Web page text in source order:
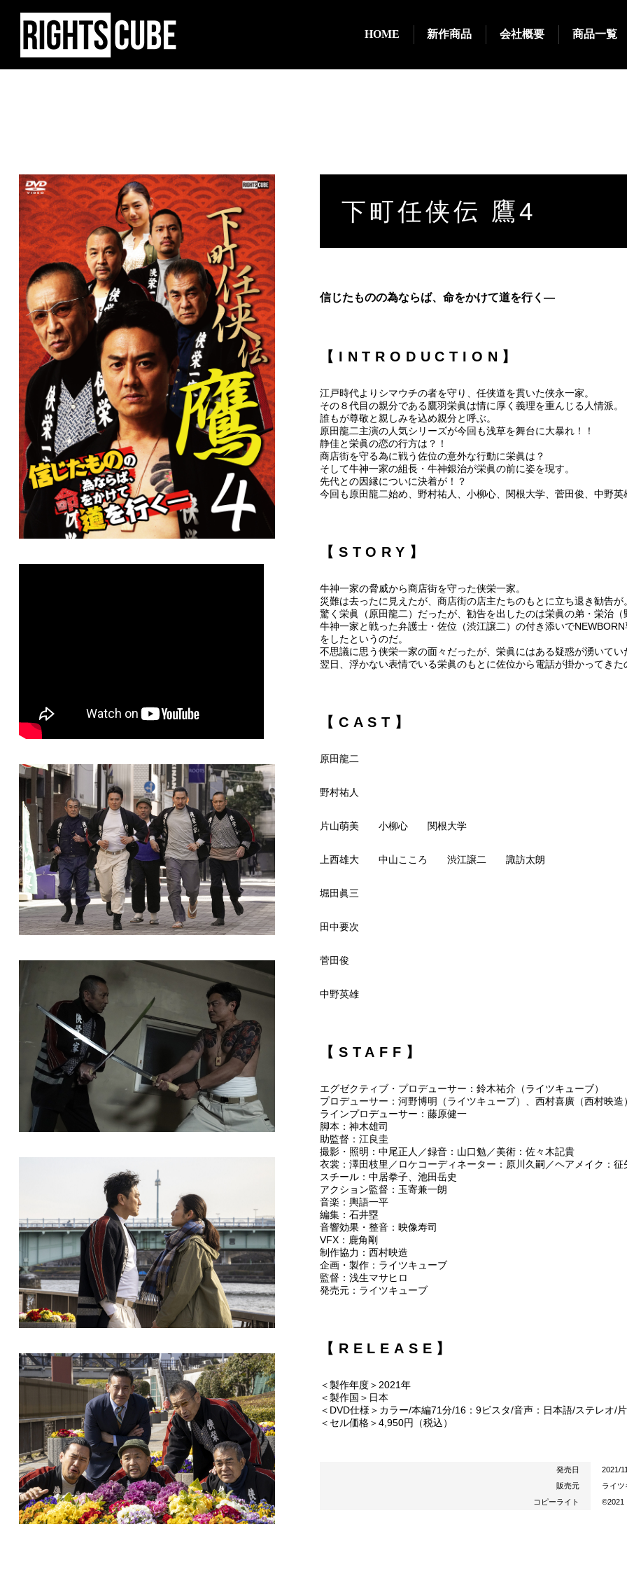
HOME 新作商品 会社概要 商品一覧
下町任侠伝 鷹4
信じたものの為ならば、命をかけて道を行く―
【INTRODUCTION】
江戸時代よりシマウチの者を守り、任侠道を貫いた侠永一家。
その８代目の親分である鷹羽栄眞は情に厚く義理を重んじる人情派。
誰もが尊敬と親しみを込め親分と呼ぶ。
原田龍二主演の人気シリーズが今回も浅草を舞台に大暴れ！！
静佳と栄眞の恋の行方は？！
商店街を守る為に戦う佐位の意外な行動に栄眞は？
そして牛神一家の組長・牛神銀治が栄眞の前に姿を現す。
先代との因縁についに決着が！？
今回も原田龍二始め、野村祐人、小柳心、関根大学、菅田俊、中野英
【STORY】
牛神一家の脅威から商店街を守った侠栄一家。
災難は去ったに見えたが、商店街の店主たちのもとに立ち退き勧告が
驚く栄眞（原田龍二）だったが、勧告を出したのは栄眞の弟・栄治（
牛神一家と戦った弁護士・佐位（渋江譲二）の付き添いで
をしたというのだ。
不思議に思う侠栄一家の面々だったが、栄眞にはある疑惑が湧いてい
翌日、浮かない表情でいる栄眞のもとに佐位から電話が掛かってきた
【CAST】
原田龍二
野村祐人
片山萌美 小柳心 関根大学
上西雄大 中山こころ 渋江譲二 諏訪太朗
堀田眞三
田中要次
菅田俊
中野英雄
【STAFF】
エグゼクティブ・プロデューサー：鈴木祐介（ライツキューブ）
プロデューサー：河野博明（ライツキューブ）、西村喜廣（西村映造
ラインプロデューサー：藤原健一
脚本：神木雄司
助監督：江良圭
撮影・照明：中尾正人／録音：山口勉／美術：佐々木記貴
衣裳：澤田枝里／ロケコーディネーター：原川久嗣／ヘアメイク：征
スチール：中居拳子、池田岳史
アクション監督：玉寄兼一朗
音楽：輿語一平
編集：石井塁
音響効果・整音：映像寿司
VFX：鹿角剛
制作協力：西村映造
企画・製作：ライツキューブ
監督：浅生マサヒロ
発売元：ライツキューブ
【RELEASE】
＜製作年度＞2021年
＜製作国＞日本
＜DVD仕様＞カラー/本編71分/16：9ビスタ/音声：日本語/ステレオ/
＜セル価格＞4,950円（税込）
発売日
2021/
販売元
ライツ
コピーライト
©2021